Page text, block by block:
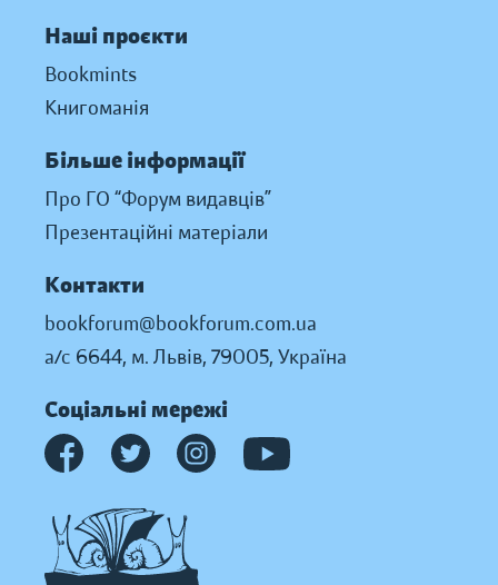
Наші проєкти
Bookmints
Книгоманія
Більше інформації
Про ГО “Форум видавців”
Презентаційні матеріали
Контакти
bookforum@bookforum.com.ua
а/с 6644, м. Львів, 79005, Україна
Соціальні мережі